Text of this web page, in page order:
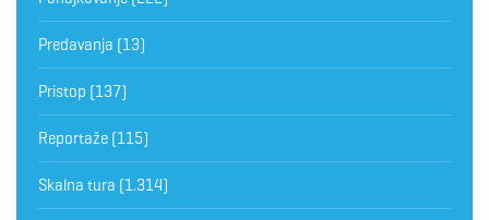
Predavanja (13)
Pristop (137)
Reportaže (115)
Skalna tura (1.314)